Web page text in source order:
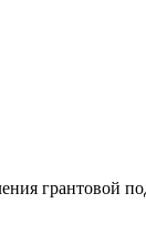
грантовой